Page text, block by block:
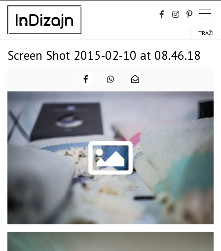
Skip
content
TRAŽI
Screen Shot 2015-02-10 at 08.46.18